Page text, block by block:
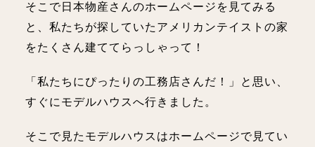
そこで日本物産さんのホームページを見てみる
と、私たちが探していたアメリカンテイストの家
をたくさん建ててらっしゃって！
「私たちにぴったりの工務店さんだ！」と思い、
すぐにモデルハウスへ行きました。
そこで見たモデルハウスはホームページで見てい